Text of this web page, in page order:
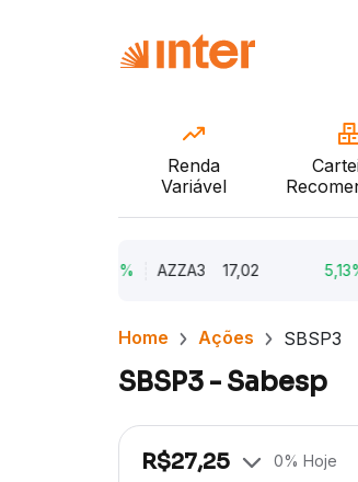
Renda
Variável
AZZA3 17,02 5,13%
Home Ações SBSP3
SBSP3 - Sabesp
R$27,25 0% Hoje